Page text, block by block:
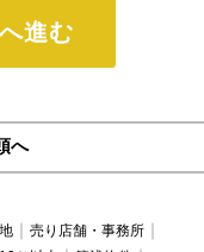
進む
へ
売り店舗・事務所